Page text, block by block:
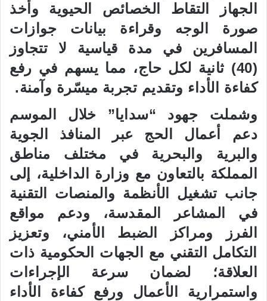
الجهاز التقاط الخصائص الحيوية وأخذ
صورة الوجه وقراءة بيانات جوازات
المسافرين في مدة قياسية لا تتجاوز
(40) ثانية لكل حاج، مما يسهم في رفع
كفاءة الأداء وتقديم تجربة ميسّرة وآمنة.
وشملت جهود “سدايا” خلال الموسم
دعم أعمال الحج عبر المنافذ الجوية
والبرية والبحرية في مختلف مناطق
المملكة بالتعاون مع وزارة الداخلية، إلى
جانب تشغيل الأنظمة والمنصات التقنية
في المشاعر المقدسة، ودعم مواقع
الفرز ومراكز الضبط الأمني، وتعزيز
التكامل التقني مع الجهات الحكومية ذات
العلاقة؛ لضمان سرعة الإجراءات
واستمرارية الأعمال ورفع كفاءة الأداء